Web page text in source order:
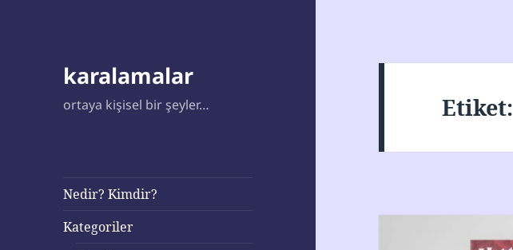
karalamalar
ortaya kişisel bir şeyler…
Nedir? Kimdir?
Kategoriler
Etiket: